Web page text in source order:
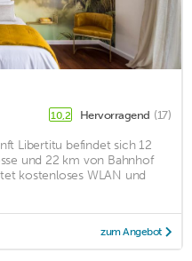
10,2 Hervorragend (17)
Libertitu befindet sich 12
und 22 km von Bahnhof
kostenloses WLAN und
zum Angebot